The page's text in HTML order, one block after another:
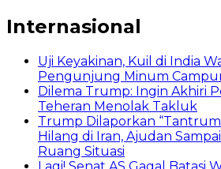
Internasional
Uji Keyakinan, Kuil di India
Pengunjung Minum
Dilema Trump: Ingin Akhiri
Teheran Menolak Takluk
Trump Dilaporkan
Hilang di Iran, Ajudan
Ruang Situasi
Lagi! Senat AS Gagal Batasi